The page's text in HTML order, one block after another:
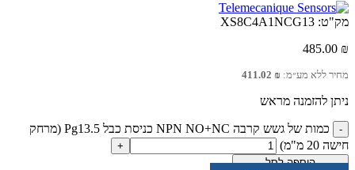
מק"ט: XS8C4A1NCG13
485.00 ₪
מחיר ללא מע״מ: 411.02 ₪
ניתן להזמנה מראש
כמות של גשש קרבה NPN NO+NC כניסת כבל Pg13.5 (מרחק
חישה 20 מ"מ)
הוספה לסל